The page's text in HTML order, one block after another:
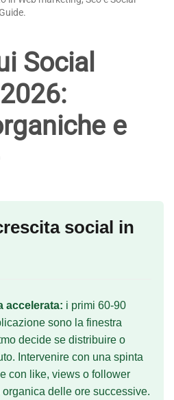
Social
e
social in
accelerata: i primi 60-90
sono la finestra
decide se distribuire o
Intervenire con una spinta
con like, views o follower
delle ore successive.